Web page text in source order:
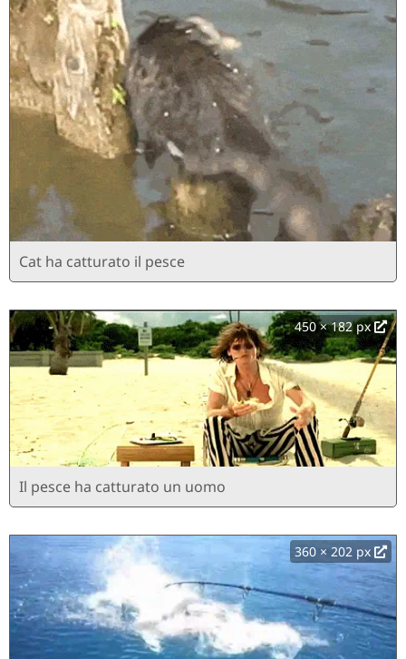
Cat ha catturato il pesce
450 × 182 px
Il pesce ha catturato un uomo
360 × 202 px